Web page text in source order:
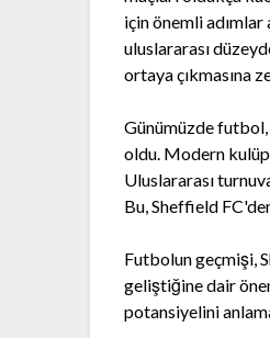
için önemli adımlar
uluslararası
ortaya çıkmasına
Günümüzde futbol,
oldu. Modern
Uluslararası
Bu, Sheffield
Futbolun geçmişi,
geliştiğine dair
potansiyelini